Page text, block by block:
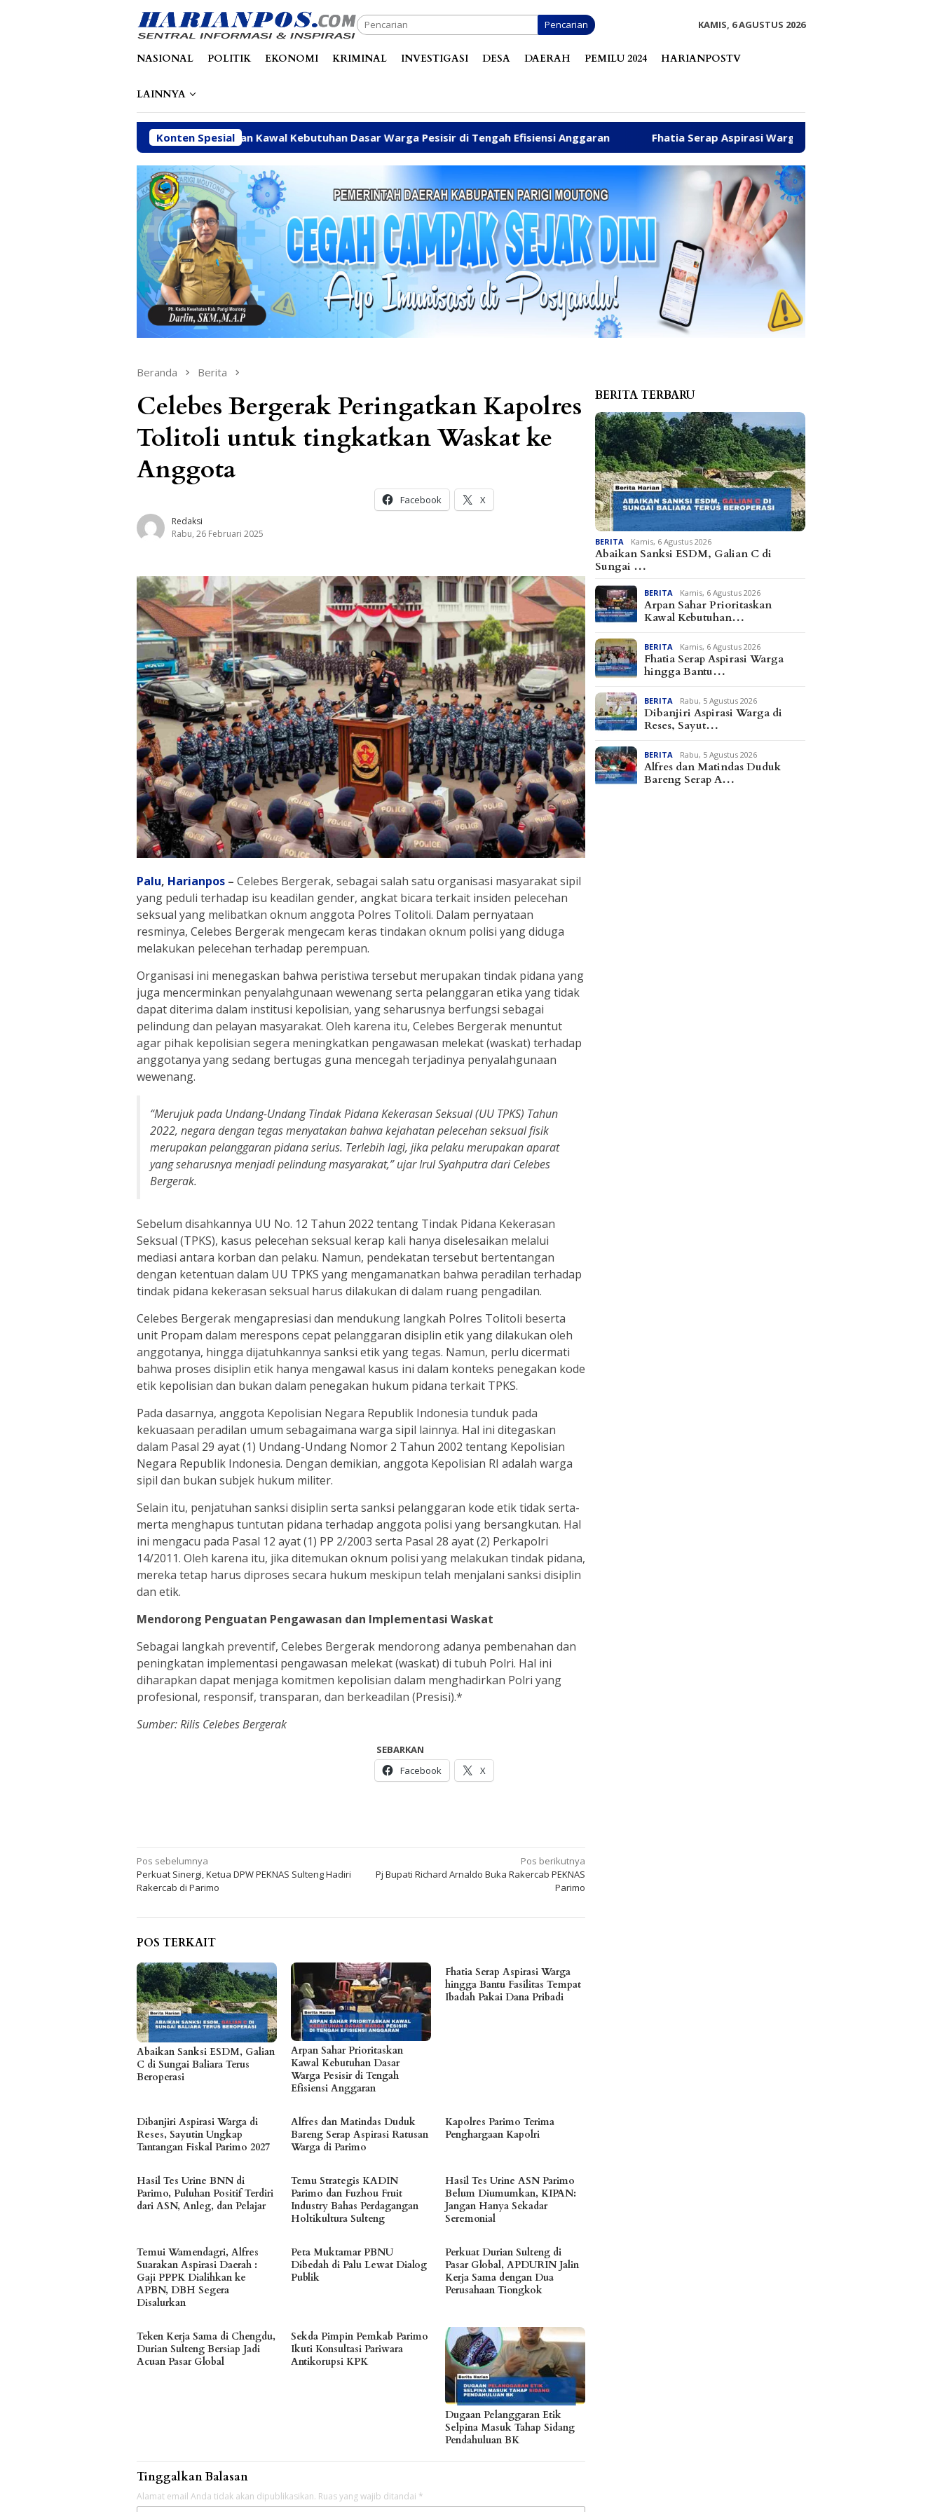
Pencarian KAMIS, 6 AGUSTUS 2026
NASIONAL POLITIK EKONOMI KRIMINAL INVESTIGASI DESA DAERAH PEMILU 2024 HARIANPOSTV
LAINNYA
Konten Spesial
Arpan Sahar Prioritaskan Kawal Kebutuhan Dasar Warga Pesisir di Tengah Efisiensi Anggaran Fhatia Serap Aspirasi Warga hingga Bantu Fasilitas Tempat Ibadah Pakai
Beranda Berita
Celebes Bergerak Peringatkan Kapolres
Tolitoli untuk tingkatkan Waskat ke
Anggota
Redaksi
Rabu, 26 Februari 2025
Facebook X
Palu, Harianpos – Celebes Bergerak, sebagai salah satu organisasi masyarakat sipil
yang peduli terhadap isu keadilan gender, angkat bicara terkait insiden pelecehan
seksual yang melibatkan oknum anggota Polres Tolitoli. Dalam pernyataan
resminya, Celebes Bergerak mengecam keras tindakan oknum polisi yang diduga
melakukan pelecehan terhadap perempuan.
Organisasi ini menegaskan bahwa peristiwa tersebut merupakan tindak pidana yang
juga mencerminkan penyalahgunaan wewenang serta pelanggaran etika yang tidak
dapat diterima dalam institusi kepolisian, yang seharusnya berfungsi sebagai
pelindung dan pelayan masyarakat. Oleh karena itu, Celebes Bergerak menuntut
agar pihak kepolisian segera meningkatkan pengawasan melekat (waskat) terhadap
anggotanya yang sedang bertugas guna mencegah terjadinya penyalahgunaan
wewenang.
“Merujuk pada Undang-Undang Tindak Pidana Kekerasan Seksual (UU TPKS) Tahun
2022, negara dengan tegas menyatakan bahwa kejahatan pelecehan seksual fisik
merupakan pelanggaran pidana serius. Terlebih lagi, jika pelaku merupakan aparat
yang seharusnya menjadi pelindung masyarakat,” ujar Irul Syahputra dari Celebes
Bergerak.
Sebelum disahkannya UU No. 12 Tahun 2022 tentang Tindak Pidana Kekerasan
Seksual (TPKS), kasus pelecehan seksual kerap kali hanya diselesaikan melalui
mediasi antara korban dan pelaku. Namun, pendekatan tersebut bertentangan
dengan ketentuan dalam UU TPKS yang mengamanatkan bahwa peradilan terhadap
tindak pidana kekerasan seksual harus dilakukan di dalam ruang pengadilan.
Celebes Bergerak mengapresiasi dan mendukung langkah Polres Tolitoli beserta
unit Propam dalam merespons cepat pelanggaran disiplin etik yang dilakukan oleh
anggotanya, hingga dijatuhkannya sanksi etik yang tegas. Namun, perlu dicermati
bahwa proses disiplin etik hanya mengawal kasus ini dalam konteks penegakan kode
etik kepolisian dan bukan dalam penegakan hukum pidana terkait TPKS.
Pada dasarnya, anggota Kepolisian Negara Republik Indonesia tunduk pada
kekuasaan peradilan umum sebagaimana warga sipil lainnya. Hal ini ditegaskan
dalam Pasal 29 ayat (1) Undang-Undang Nomor 2 Tahun 2002 tentang Kepolisian
Negara Republik Indonesia. Dengan demikian, anggota Kepolisian RI adalah warga
sipil dan bukan subjek hukum militer.
Selain itu, penjatuhan sanksi disiplin serta sanksi pelanggaran kode etik tidak serta-
merta menghapus tuntutan pidana terhadap anggota polisi yang bersangkutan. Hal
ini mengacu pada Pasal 12 ayat (1) PP 2/2003 serta Pasal 28 ayat (2) Perkapolri
14/2011. Oleh karena itu, jika ditemukan oknum polisi yang melakukan tindak pidana,
mereka tetap harus diproses secara hukum meskipun telah menjalani sanksi disiplin
dan etik.
Mendorong Penguatan Pengawasan dan Implementasi Waskat
Sebagai langkah preventif, Celebes Bergerak mendorong adanya pembenahan dan
peningkatan implementasi pengawasan melekat (waskat) di tubuh Polri. Hal ini
diharapkan dapat menjaga komitmen kepolisian dalam menghadirkan Polri yang
profesional, responsif, transparan, dan berkeadilan (Presisi).*
Sumber: Rilis Celebes Bergerak
SEBARKAN
Facebook
X
Navigasi
pos
Pos sebelumnya
Perkuat Sinergi, Ketua DPW PEKNAS Sulteng Hadiri
Rakercab di Parimo
Pos berikutnya
Pj Bupati Richard Arnaldo Buka Rakercab PEKNAS
Parimo
POS TERKAIT
Abaikan Sanksi ESDM, Galian
C di Sungai Baliara Terus
Beroperasi
Arpan Sahar Prioritaskan
Kawal Kebutuhan Dasar
Warga Pesisir di Tengah
Efisiensi Anggaran
Fhatia Serap Aspirasi Warga
hingga Bantu Fasilitas Tempat
Ibadah Pakai Dana Pribadi
Dibanjiri Aspirasi Warga di
Reses, Sayutin Ungkap
Tantangan Fiskal Parimo 2027
Alfres dan Matindas Duduk
Bareng Serap Aspirasi Ratusan
Warga di Parimo
Kapolres Parimo Terima
Penghargaan Kapolri
Hasil Tes Urine BNN di
Parimo, Puluhan Positif Terdiri
dari ASN, Anleg, dan Pelajar
Temu Strategis KADIN
Parimo dan Fuzhou Fruit
Industry Bahas Perdagangan
Holtikultura Sulteng
Hasil Tes Urine ASN Parimo
Belum Diumumkan, KIPAN:
Jangan Hanya Sekadar
Seremonial
Temui Wamendagri, Alfres
Suarakan Aspirasi Daerah :
Gaji PPPK Dialihkan ke
APBN, DBH Segera
Disalurkan
Peta Muktamar PBNU
Dibedah di Palu Lewat Dialog
Publik
Perkuat Durian Sulteng di
Pasar Global, APDURIN Jalin
Kerja Sama dengan Dua
Perusahaan Tiongkok
Teken Kerja Sama di Chengdu,
Durian Sulteng Bersiap Jadi
Acuan Pasar Global
Sekda Pimpin Pemkab Parimo
Ikuti Konsultasi Pariwara
Antikorupsi KPK
Dugaan Pelanggaran Etik
Selpina Masuk Tahap Sidang
Pendahuluan BK
Tinggalkan Balasan
Alamat email Anda tidak akan dipublikasikan. Ruas yang wajib ditandai *
BERITA TERBARU
BERITA Kamis, 6 Agustus 2026
Abaikan Sanksi ESDM, Galian C di
Sungai …
BERITA Kamis, 6 Agustus 2026
Arpan Sahar Prioritaskan
Kawal Kebutuhan…
BERITA Kamis, 6 Agustus 2026
Fhatia Serap Aspirasi Warga
hingga Bantu…
BERITA Rabu, 5 Agustus 2026
Dibanjiri Aspirasi Warga di
Reses, Sayut…
BERITA Rabu, 5 Agustus 2026
Alfres dan Matindas Duduk
Bareng Serap A…